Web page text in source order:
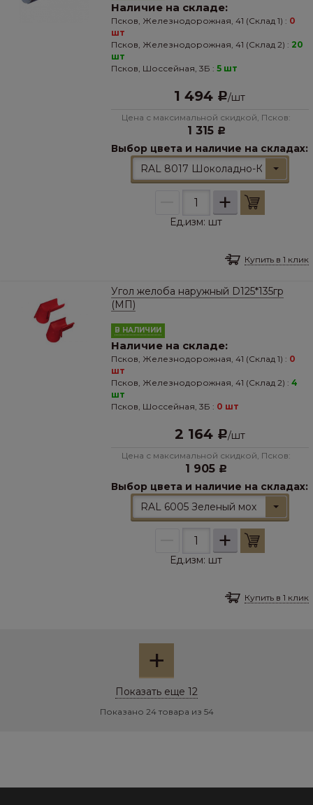
Наличие на складе:
Псков, Железнодорожная, 41 (Склад 1) : 0
шт
Псков, Железнодорожная, 41 (Склад 2) : 20
шт
Псков, Шоссейная, 3Б : 5 шт
1 494 Р/шт
Цена с максимальной скидкой, Псков:
1 315 Р
Выбор цвета и наличие на складах:
RAL 8017 Шоколадно-
+
Ед.изм: шт
Купить в 1 клик
Угол желоба наружный D125*135гр
(МП)
В НАЛИЧИИ
Наличие на складе:
Псков, Железнодорожная, 41 (Склад 1) : 0
шт
Псков, Железнодорожная, 41 (Склад 2) : 4
шт
Псков, Шоссейная, 3Б : 0 шт
2 164 Р/шт
Цена с максимальной скидкой, Псков:
1 905 Р
Выбор цвета и наличие на складах:
RAL 6005 Зеленый мох
+
Ед.изм: шт
Купить в 1 клик
+
Показать еще 12
Показано 24 товара из 54